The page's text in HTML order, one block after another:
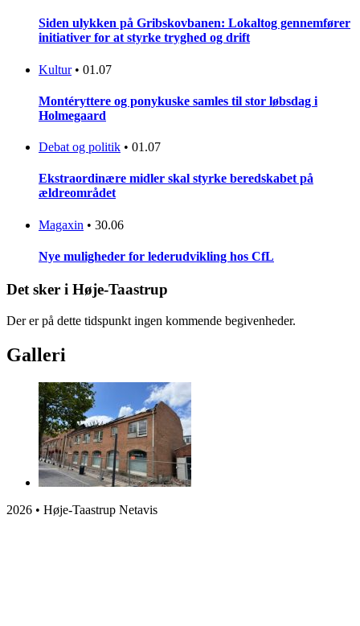
Siden ulykken på Gribskovbanen: Lokaltog gennemfører
initiativer for at styrke tryghed og drift
Kultur • 01.07
Montéryttere og ponykuske samles til stor løbsdag i
Holmegaard
Debat og politik • 01.07
Ekstraordinære midler skal styrke beredskabet på
ældreområdet
Magaxin • 30.06
Nye muligheder for lederudvikling hos CfL
Det sker i Høje-Taastrup
Der er på dette tidspunkt ingen kommende begivenheder.
Galleri
2026 • Høje-Taastrup Netavis